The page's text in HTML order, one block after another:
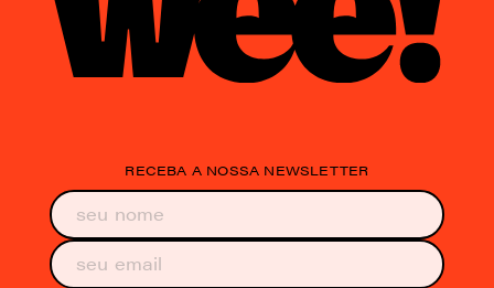
RECEBA A NOSSA NEWSLETTER